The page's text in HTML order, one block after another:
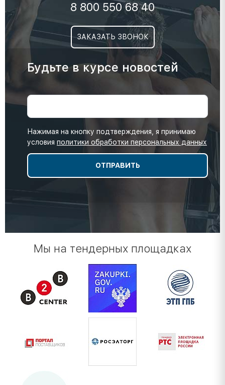
8 800 550 68 40
ЗАКАЗАТЬ ЗВОНОК
Будьте в курсе новостей
Нажимая на кнопку подтверждения, я принимаю
условия политики обработки персональных данных
Мы на тендерных площадках